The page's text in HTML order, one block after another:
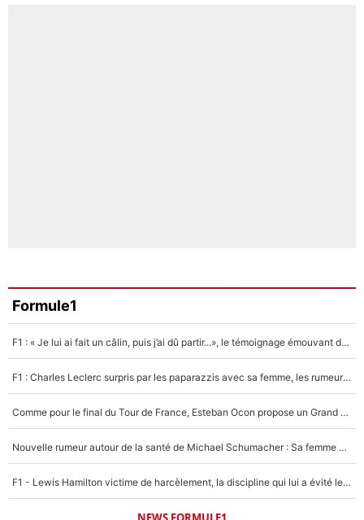
Formule1
F1 : « Je lui ai fait un câlin, puis j’ai dû partir...», le témoignage émouvant de Max Verstappen sur sa fille
F1 : Charles Leclerc surpris par les paparazzis avec sa femme, les rumeurs étaient vraies !
Comme pour le final du Tour de France, Esteban Ocon propose un Grand Prix de Formule 1 à Paris : «Autour de l’Arc de Triomphe, ce serait génial» !
Nouvelle rumeur autour de la santé de Michael Schumacher : Sa femme Corinna sort du silence
F1 - Lewis Hamilton victime de harcèlement, la discipline qui lui a évité le pire : «J'aurais probablement mal tourné»